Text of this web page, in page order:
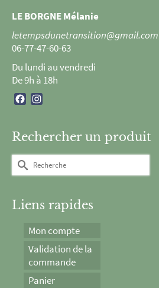
LE BORGNE Mélanie
letempsdunetransition@gmail.com
06-77-47-60-63
Du lundi au vendredi
De 9h à 18h
Facebook
Rechercher un produit
Rechercher :
Liens rapides
Mon compte
Validation de la
commande
Panier